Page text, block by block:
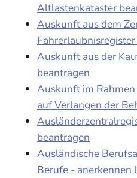
Altlastenkataster
Auskunft aus dem
Auskunft aus der
beantragen
Auskunft im
auf Verlangen der
beantragen
Ausländische
Berufe - anerkennen